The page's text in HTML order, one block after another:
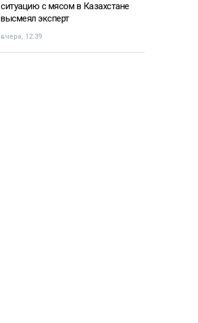
ситуацию с мясом в Казахстане
высмеял эксперт
вчера, 12:39